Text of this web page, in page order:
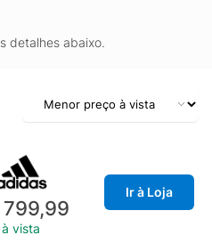
detalhes abaixo.
799,99
à vista
Ir à Loja